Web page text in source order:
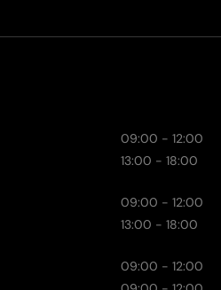
09:00 - 12:00
13:00 - 18:00
09:00 - 12:00
13:00 - 18:00
09:00 - 12:00